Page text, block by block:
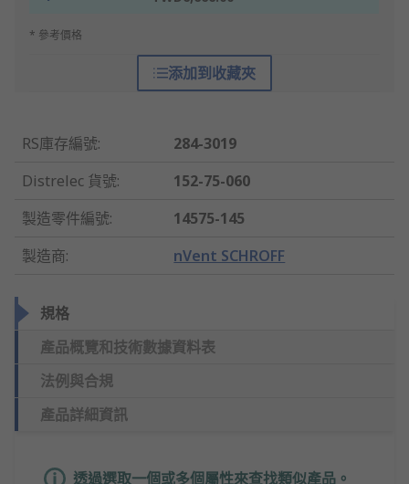
* 參考價格
添加到收藏夾
RS庫存編號:
284-3019
Distrelec 貨號:
152-75-060
製造零件編號:
14575-145
製造商: nVent SCHROFF
規格
產品概覽和技術數據資料表
法例與合規
產品詳細資訊
透過選取一個或多個屬性來查找類似產品。